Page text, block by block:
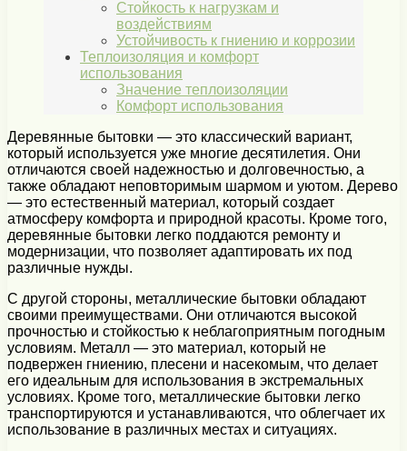
Стойкость к нагрузкам и
воздействиям
Устойчивость к гниению и коррозии
Теплоизоляция и комфорт
использования
Значение теплоизоляции
Комфорт использования
Деревянные бытовки — это классический вариант,
который используется уже многие десятилетия. Они
отличаются своей надежностью и долговечностью, а
также обладают неповторимым шармом и уютом. Дерево
— это естественный материал, который создает
атмосферу комфорта и природной красоты. Кроме того,
деревянные бытовки легко поддаются ремонту и
модернизации, что позволяет адаптировать их под
различные нужды.
С другой стороны, металлические бытовки обладают
своими преимуществами. Они отличаются высокой
прочностью и стойкостью к неблагоприятным погодным
условиям. Металл — это материал, который не
подвержен гниению, плесени и насекомым, что делает
его идеальным для использования в экстремальных
условиях. Кроме того, металлические бытовки легко
транспортируются и устанавливаются, что облегчает их
использование в различных местах и ситуациях.